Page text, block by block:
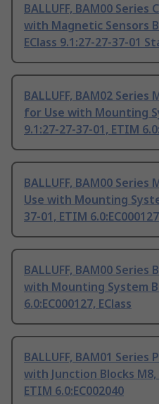
BALLUFF, BAM00 Series
with Magnetic Sensors
EClass 9.1:27-27-37-01
BALLUFF, BAM02
for Use with Mounting
9.1:27-27-37-01, ETIM
BALLUFF, BAM00
Use with Mounting
37-01, ETIM 6.0:EC000127
BALLUFF, BAM00
with Mounting System
6.0:EC000127, EClass
BALLUFF, BAM01
with Junction Blocks M8,
ETIM 6.0:EC002040